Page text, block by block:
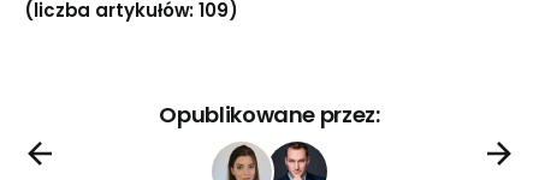
(liczba artykułów: 109)
Opublikowane przez: